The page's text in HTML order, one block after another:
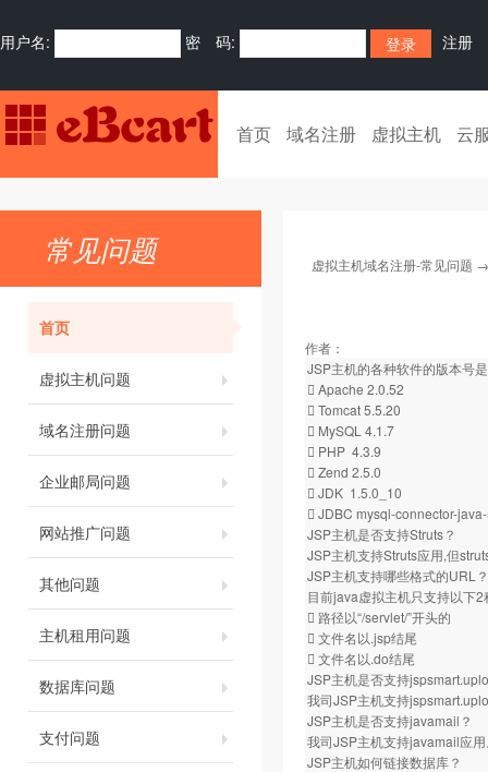
用户名: 密 码: 注册
首页 域名注册 虚拟主机 云
常见问题
首页
虚拟主机问题
域名注册问题
企业邮局问题
网站推广问题
其他问题
主机租用问题
数据库问题
支付问题
虚拟主机域名注册-常见问题
作者：
JSP主机的各种软件的版本号
 Apache 2.0.52
 Tomcat 5.5.20
 MySQL 4.1.7
 PHP 4.3.9
 Zend 2.5.0
 JDK 1.5.0_10
 JDBC mysql-connector-
JSP主机是否支持Struts？
JSP主机支持Struts应用,但
JSP主机支持哪些格式的URL？
目前java虚拟主机只支持以下2
 路径以“/servlet/”开头的
 文件名以.jsp结尾
 文件名以.do结尾
JSP主机是否支持
我司JSP主机支持
JSP主机是否支持javamail？
我司JSP主机支持javamail应
JSP主机如何链接数据库？